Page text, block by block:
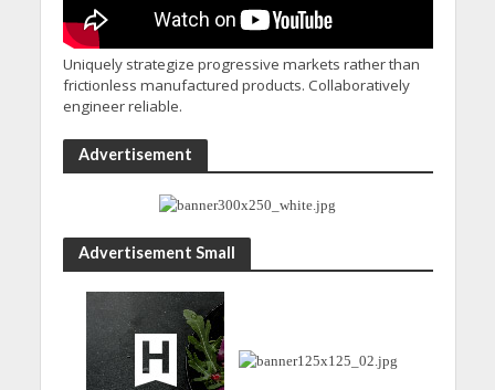
Uniquely strategize progressive markets rather than
frictionless manufactured products. Collaboratively
engineer reliable.
Advertisement
Advertisement Small